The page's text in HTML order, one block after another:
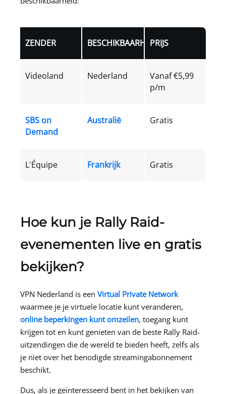
ZENDER BESCHIKBAARHEIDPRIJS
Videoland Nederland
Vanaf €5,99
p/m
SBS on
Demand
Australië Gratis
L'Équipe Frankrijk Gratis
Hoe kun je Rally Raid-
evenementen live en gratis
bekijken?
VPN Nederland is een Virtual Private Network
waarmee je je virtuele locatie kunt veranderen,
online beperkingen kunt omzeilen, toegang kunt
krijgen tot en kunt genieten van de beste Rally Raid-
uitzendingen die de wereld te bieden heeft, zelfs als
je niet over het benodigde streamingabonnement
beschikt.
Dus, als je geïnteresseerd bent in het bekijken van